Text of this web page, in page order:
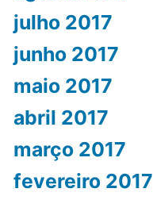
julho 2017
junho 2017
maio 2017
abril 2017
março 2017
fevereiro 2017